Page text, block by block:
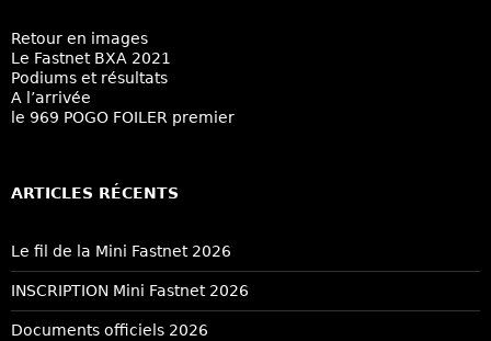
Retour en images
Le Fastnet BXA 2021
Podiums et résultats
A l’arrivée
le 969 POGO FOILER premier
ARTICLES RÉCENTS
Le fil de la Mini Fastnet 2026
INSCRIPTION Mini Fastnet 2026
Documents officiels 2026